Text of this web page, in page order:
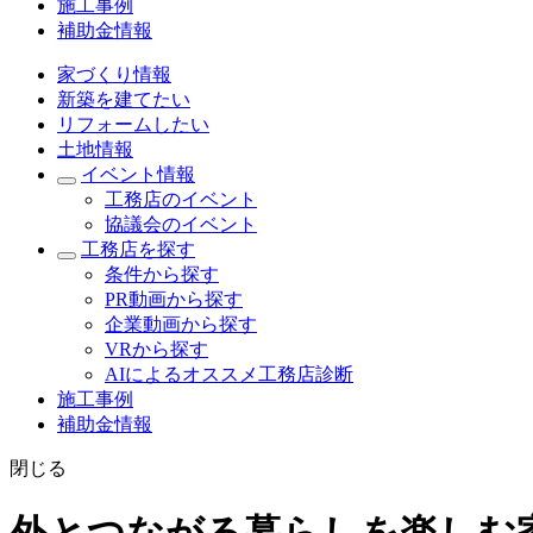
施工事例
補助金情報
家づくり情報
新築を建てたい
リフォームしたい
土地情報
イベント情報
工務店のイベント
協議会のイベント
工務店を探す
条件から探す
PR動画から探す
企業動画から探す
VRから探す
AIによるオススメ工務店診断
施工事例
補助金情報
閉じる